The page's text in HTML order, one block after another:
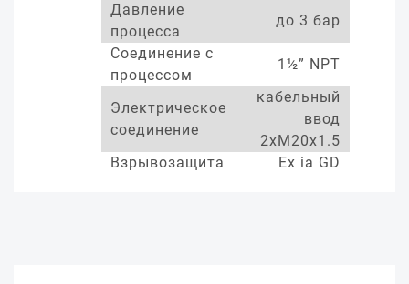
Давление
процесса
до 3 бар
Соединение с
процессом
1½” NPT
Электрическое
соединение
кабельный
ввод
2xM20x1.5
Взрывозащита
Ex ia GD